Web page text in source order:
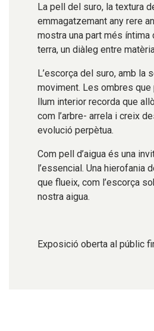
La pell del suro, la textura
emmagatzemant any rere
mostra una part més íntima
terra, un diàleg entre
L’escorça del suro, amb la
moviment. Les ombres
llum interior recorda que
com l’arbre- arrela i creix
evolució perpètua.
Com pell d’aigua és una
l’essencial. Una hierofania
que flueix, com l’escorça
nostra aigua.
Exposició oberta al públic